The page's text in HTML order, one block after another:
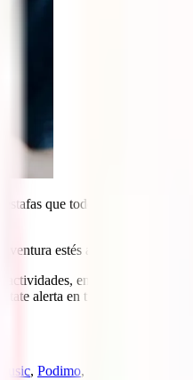
que todos hemos
estés alerta e intentes
en transportes, en
alerta en tu próximo viaje,
, Podimo,